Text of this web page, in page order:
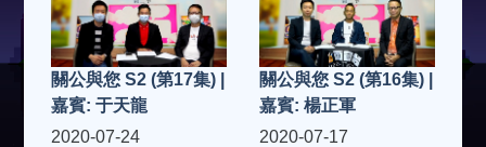
關公與您 S2 (第17集) |
嘉賓: 于天龍
關公與您 S2 (第16集) |
嘉賓: 楊正軍
2020-07-24
2020-07-17